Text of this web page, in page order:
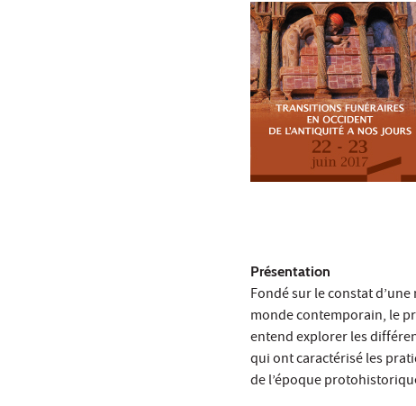
Présentation
Fondé sur le constat
monde contemporain, le
entend explorer les
qui ont caractérisé les
de l’époque